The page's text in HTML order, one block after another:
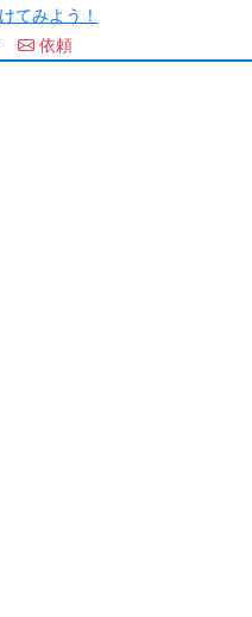
てみよう！
依頼